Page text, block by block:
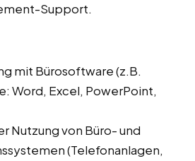
Support.
mit Bürosoftware (z.B.
Word, Excel, PowerPoint,
Nutzung von Büro- und
(Telefonanlagen,